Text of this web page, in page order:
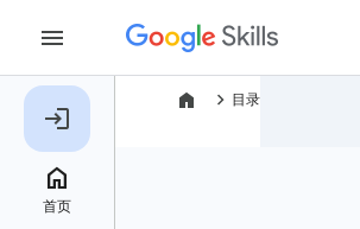
navigate_next 目录